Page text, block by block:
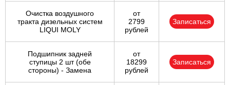
Очистка воздушного
тракта дизельных систем
LIQUI MOLY
от
2799
рублей
Записаться
Подшипник задней
ступицы 2 шт (обе
стороны) - Замена
от
18299
рублей
Записаться